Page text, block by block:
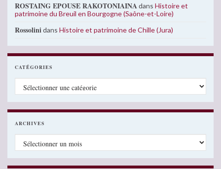
ROSTAING EPOUSE RAKOTONIAINAdans Histoire et
patrimoine du Breuil en Bourgogne (Saône-et-Loire)
Rossolinidans Histoire et patrimoine de Chille (Jura)
CATÉGORIES
Catégories
ARCHIVES
Archives